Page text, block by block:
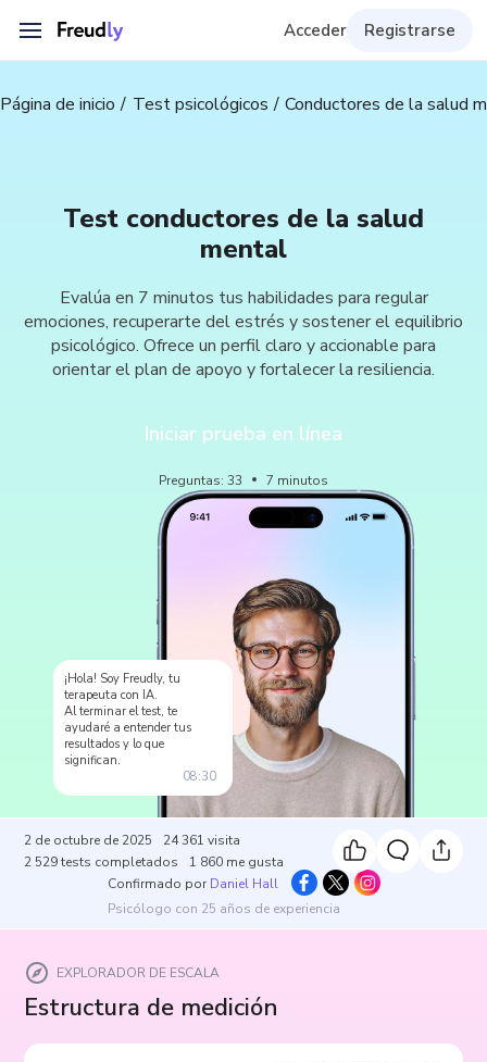
Acceder Registrarse
Página de inicio Test psicológicos Conductores de la salud
Test conductores de la salud
mental
Evalúa en 7 minutos tus habilidades para regular
emociones, recuperarte del estrés y sostener el equilibrio
psicológico. Ofrece un perfil claro y accionable para
orientar el plan de apoyo y fortalecer la resiliencia.
Iniciar prueba en línea
Preguntas:33 7 minutos
¡Hola! Soy Freudly, tu
terapeuta con IA.
Al terminar el test, te
ayudaré a entender tus
resultados y lo que
significan.
08:30
2 de octubre de 2025 24 361 visita
2 529 tests completados 1 860 me gusta
Confirmado por Daniel Hall
Psicólogo con 25 años de experiencia
EXPLORADOR DE ESCALA
Estructura de medición